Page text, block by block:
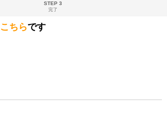
STEP 3
完了
こちらです